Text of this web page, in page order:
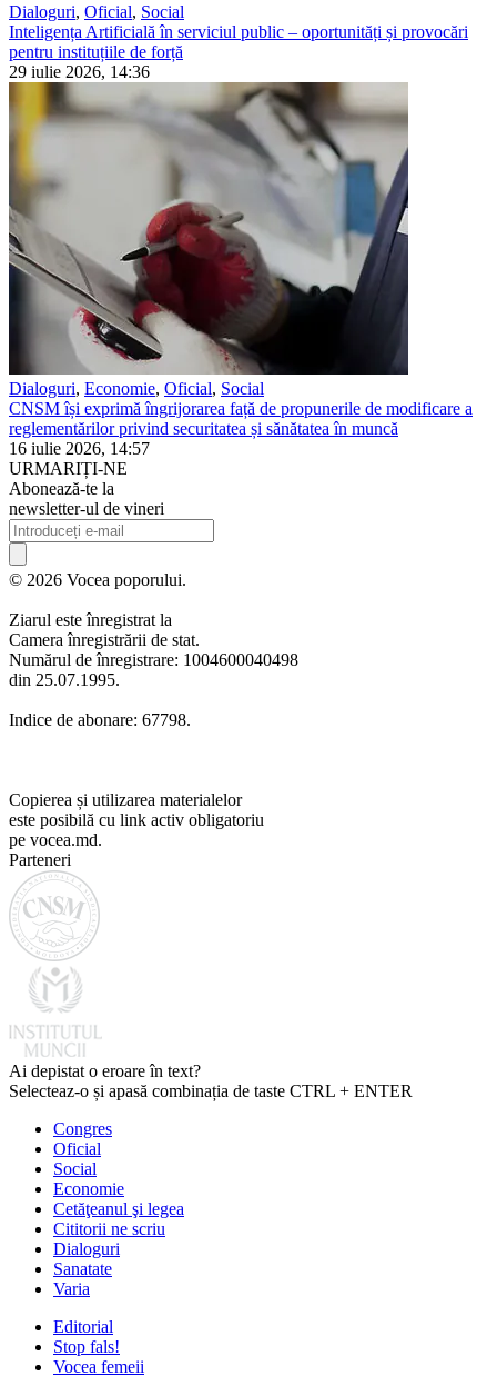
Dialoguri, Oficial, Social
Inteligența Artificială în serviciul public – oportunități și provocări
pentru instituțiile de forță
29 iulie 2026, 14:36
Dialoguri, Economie, Oficial, Social
CNSM își exprimă îngrijorarea față de propunerile de modificare a
reglementărilor privind securitatea și sănătatea în muncă
16 iulie 2026, 14:57
URMARIȚI-NE
Abonează-te la
newsletter-ul de vineri
© 2026 Vocea poporului.
Ziarul este înregistrat la
Camera înregistrării de stat.
Numărul de înregistrare: 1004600040498
din 25.07.1995.
Indice de abonare: 67798.
Copierea și utilizarea materialelor
este posibilă cu link activ obligatoriu
pe vocea.md.
Parteneri
Ai depistat o eroare în text?
Selecteaz-o și apasă combinația de taste CTRL + ENTER
Congres
Oficial
Social
Economie
Cetăţeanul şi legea
Cititorii ne scriu
Dialoguri
Sanatate
Varia
Editorial
Stop fals!
Vocea femeii